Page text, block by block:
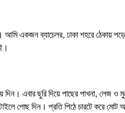
একজন ব্যাচেলর, ঢাকা শহরে ঠেকায় পড়ে
এবার ছুরি দিয়ে পাছের পাখনা, লেজ ও
পোছ দিন। প্রতি পিঠে চারটে করে